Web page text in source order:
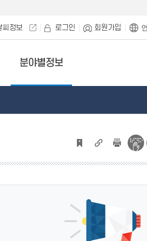
씨정보 로그인 회원가입
분야별정보